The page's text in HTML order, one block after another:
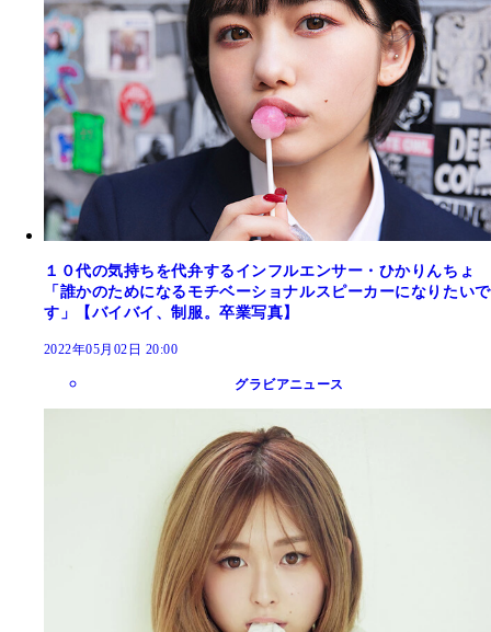
１０代の気持ちを代弁するインフルエンサー・ひかりんちょ
「誰かのためになるモチベーショナルスピーカーになりたいで
す」【バイバイ、制服。卒業写真】
2022年05月02日 20:00
グラビアニュース